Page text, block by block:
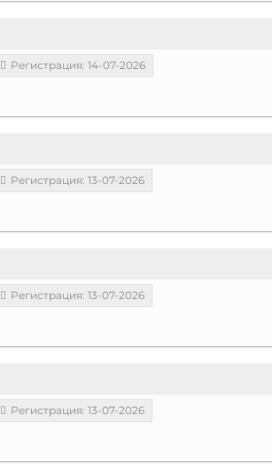
Регистрация: 14-07-2026
Регистрация: 13-07-2026
Регистрация: 13-07-2026
Регистрация: 13-07-2026